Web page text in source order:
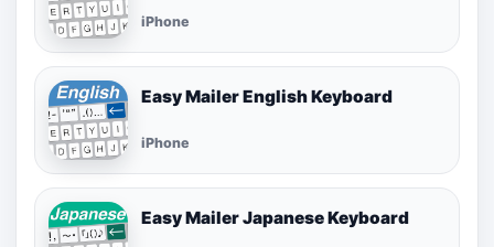
iPhone
Easy Mailer English Keyboard
iPhone
Easy Mailer Japanese Keyboard